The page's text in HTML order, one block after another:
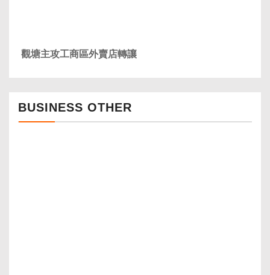
觀塘主攻工商區外賣店轉讓
BUSINESS OTHER